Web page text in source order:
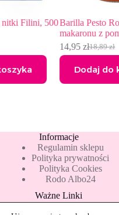
500 Barilla Pesto Rosso Sos do
makaronu z pomidorami
18,89zł
Pierwotna
cena
wynosiła:
18,89 zł.
Aktualna
cena
14,95 zł.
Dodaj do koszyka
Informacje
Regulamin sklepu
Polityka prywatności
Polityka Cookies
Rodo Albo24
Ważne Linki
Blog